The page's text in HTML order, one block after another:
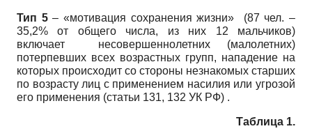
Тип 5– «мотивация сохранения жизни» (87 чел. –
35,2% от общего числа, из них 12 мальчиков)
включает несовершеннолетних (малолетних)
потерпевших всех возрастных групп, нападение на
которых происходит со стороны незнакомых старших
по возрасту лиц с применением насилия или угрозой
его применения (статьи 131, 132 УК РФ) .
Таблица 1.